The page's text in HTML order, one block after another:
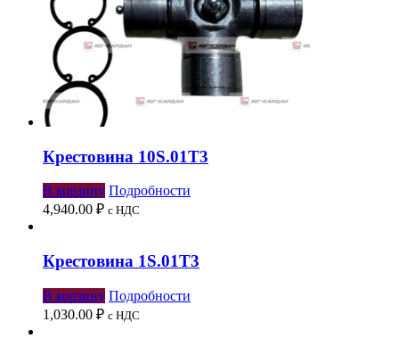
Крестовина 10S.01Т3
В корзину Подробности
4,940.00 ₽ с НДС
Крестовина 1S.01Т3
В корзину Подробности
1,030.00 ₽ с НДС